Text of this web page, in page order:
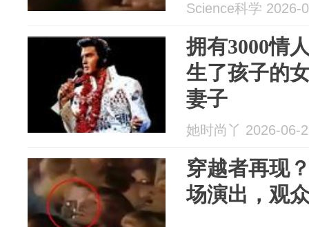
Science科学 2026-
拥有3000情
生了孩子的
妻子
她时尚丫 2026-06-
穿越者再现
场演出，观